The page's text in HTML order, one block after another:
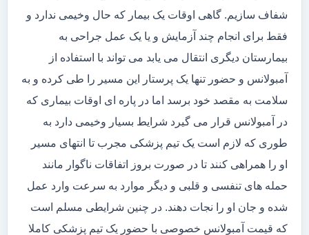
شفاف سازیم. گاهی اوقات یک بیمار که حال وخیمی ندارد و
فقط برای انجام چند آزمایش و یا یک عمل جراحی به
بیمارستان دیگری انتقال می یابد می تواند با استفاده از
آمبولانس و حضور تنها یک پرستار این مسیر را طی کرده و به
سلامت به مقصد خود برسد اما در پاره ای اوقات بیماری که
در آمبولانس قرار می گیرد شرایط بسیار وخیمی دارد به
طوری که لازم است یک تیم پزشکی مجرب تا انتهای مسیر
او را همراهی کنند تا در صورت بروز اتفاقات ناگوار مانند
حمله های تنفسی و قلبی و دیگر موارد به سرعت وارد عمل
شده و جان او را نجات دهند. در چنین شرایطی مسلم است
که قیمت آمبولانس خصوصی با حضور یک تیم پزشکی کاملا